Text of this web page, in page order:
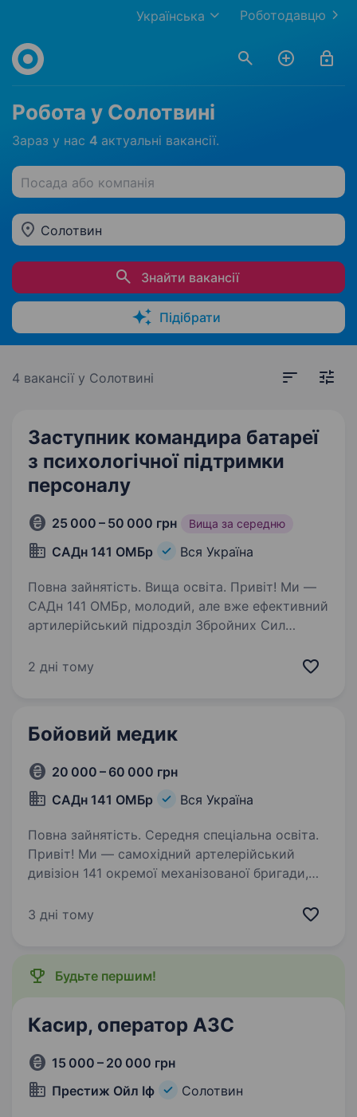
Роботодавцю
Українська
Робота у Солотвині
Зараз у нас 4 актуальні вакансії.
Посада або компанія
Солотвин
Знайти вакансії
Підібрати
4 вакансії у Солотвині
Заступник командира батареї
з психологічної підтримки
персоналу
25 000 – 50 000 грн Вища за середню
САДн 141 ОМБр Вся Україна
Повна зайнятість. Вища освіта. Привіт! Ми —
САДн 141 ОМБр, молодий, але вже ефективний
артилерійський підрозділ Збройних Сил
найсучаснішими методами, підтримуючи один
2 дні тому
Бойовий медик
20 000 – 60 000 грн
САДн 141 ОМБр
Вся Україна
Повна зайнятість. Середня спеціальна освіта.
Привіт! Ми — самохідний артелерійський
дивізіон 141 окремої механізованої бригади,
бореться за мир і безпеку України. Наше
3 дні тому
Будьте першим!
Касир, оператор АЗС
15 000 – 20 000 грн
Престиж Ойл Іф
Солотвин